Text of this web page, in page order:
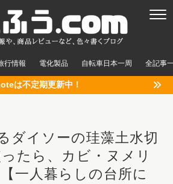
行情報 電化製品 自転車日本一周 全記事
は不定期更新中！
ダイソーの珪藻土水切
たら、カビ・ヌメリ
一人暮らしの台所に